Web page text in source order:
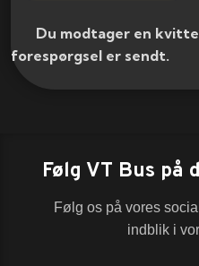
Du modtager en
forespørgsel er sendt.​
Følg VT Bus på
Følg os på vores
indblik i